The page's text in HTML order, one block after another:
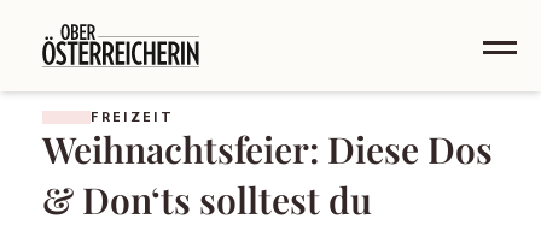
FREIZEIT
Weihnachtsfeier: Diese Dos
& Don‘ts solltest du